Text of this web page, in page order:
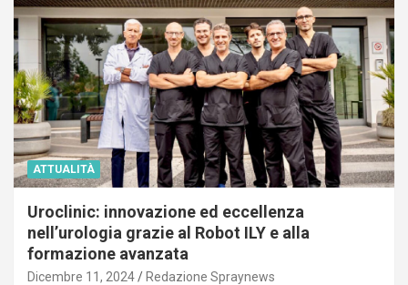
ATTUALITÀ
Uroclinic: innovazione ed eccellenza
nell’urologia grazie al Robot ILY e alla
formazione avanzata
Dicembre 11, 2024 Redazione Spraynews